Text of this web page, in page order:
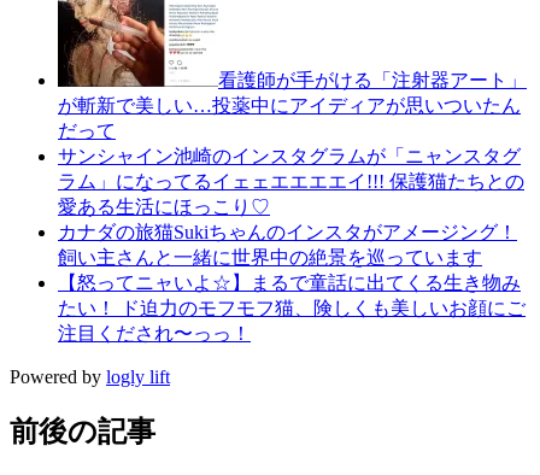
看護師が手がける「注射器アート」
が斬新で美しい…投薬中にアイディアが思いついたん
だって
サンシャイン池崎のインスタグラムが「ニャンスタグ
ラム」になってるイェェエエエエイ!!! 保護猫たちとの
愛ある生活にほっこり♡
カナダの旅猫Sukiちゃんのインスタがアメージング！
飼い主さんと一緒に世界中の絶景を巡っています
【怒ってニャいよ☆】まるで童話に出てくる生き物み
たい！ ド迫力のモフモフ猫、険しくも美しいお顔にご
注目くだされ〜っっ！
Powered by logly lift
前後の記事